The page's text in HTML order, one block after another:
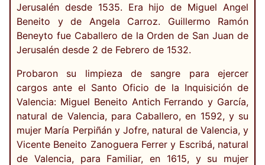
Jerusalén desde 1535. Era hijo de Miguel Angel
Beneito y de Angela Carroz. Guillermo Ramón
Beneyto fue Caballero de la Orden de San Juan de
Jerusalén desde 2 de Febrero de 1532.
Probaron su limpieza de sangre para ejercer
cargos ante el Santo Oficio de la Inquisición de
Valencia: Miguel Beneito Antich Ferrando y García,
natural de Valencia, para Caballero, en 1592, y su
mujer María Perpiñán y Jofre, natural de Valencia, y
Vicente Beneito Zanoguera Ferrer y Escribá, natural
de Valencia, para Familiar, en 1615, y su mujer